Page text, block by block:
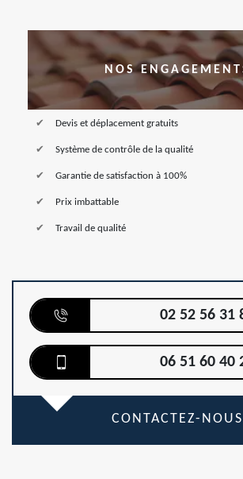
NOS
Devis et déplacement gratuits
Système de contrôle de la qualité
Garantie de satisfaction à 100%
Prix imbattable
Travail de qualité
02 52 56 31
06 51 60 40
CONTACTEZ-NOUS